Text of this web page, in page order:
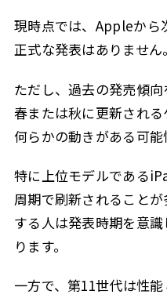
現時点では、Appleから
正式な発表はありません。
ただし、過去の発売傾
春または秋に更新され
何らかの動きがある可能
特に上位モデルである
周期で刷新されること
する人は発表時期を意
ります。
一方で、第11世代は性